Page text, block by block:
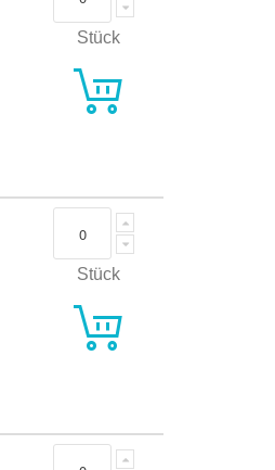
Stück
Stück